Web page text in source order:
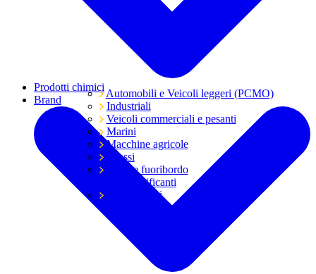
Automobili e Veicoli leggeri (PCMO)
Industriali
Veicoli commerciali e pesanti
Marini
Macchine agricole
Grassi
Moto e fuoribordo
Tutti i lubrificanti
Trasmissioni
Prodotti chimici
Brand